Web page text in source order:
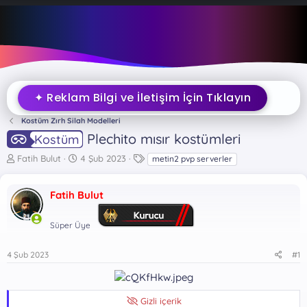
✦ Reklam Bilgi ve İletişim İçin Tıklayın
Kostüm Zırh Silah Modelleri
Kostüm Plechito mısır kostümleri
K
b
u
y
a
a
Fatih Bulut
B
l
g
r
4 Şub 2023
E
e
t
metin2 pvp serverler
Fatih Bulut
Süper Üye
4 Şub 2023 #1
Gizli içerik